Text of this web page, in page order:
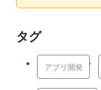
タグ
アプリ開発